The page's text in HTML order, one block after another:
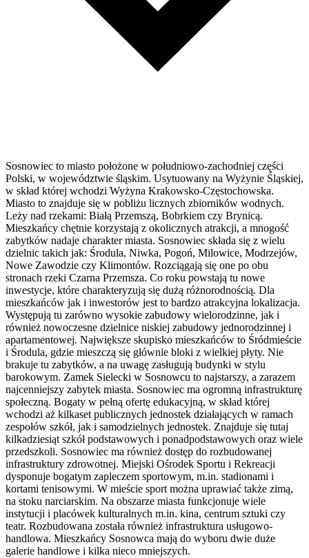
Sosnowiec to miasto położone w południowo-zachodniej części
Polski, w województwie śląskim. Usytuowany na Wyżynie Śląskiej,
w skład której wchodzi Wyżyna Krakowsko-Częstochowska.
Miasto to znajduje się w pobliżu licznych zbiorników wodnych.
Leży nad rzekami: Białą Przemszą, Bobrkiem czy Brynicą.
Mieszkańcy chętnie korzystają z okolicznych atrakcji, a mnogość
zabytków nadaje charakter miasta. Sosnowiec składa się z wielu
dzielnic takich jak: Środula, Niwka, Pogoń, Milowice, Modrzejów,
Nowe Zawodzie czy Klimontów. Rozciągają się one po obu
stronach rzeki Czarna Przemsza. Co roku powstają tu nowe
inwestycje, które charakteryzują się dużą różnorodnością. Dla
mieszkańców jak i inwestorów jest to bardzo atrakcyjna lokalizacja.
Występują tu zarówno wysokie zabudowy wielorodzinne, jak i
również nowoczesne dzielnice niskiej zabudowy jednorodzinnej i
apartamentowej. Największe skupisko mieszkańców to Śródmieście
i Środula, gdzie mieszczą się głównie bloki z wielkiej płyty. Nie
brakuje tu zabytków, a na uwagę zasługują budynki w stylu
barokowym. Zamek Sielecki w Sosnowcu to najstarszy, a zarazem
najcenniejszy zabytek miasta. Sosnowiec ma ogromną infrastrukturę
społeczną. Bogaty w pełną ofertę edukacyjną, w skład której
wchodzi aż kilkaset publicznych jednostek działających w ramach
zespołów szkół, jak i samodzielnych jednostek. Znajduje się tutaj
kilkadziesiąt szkół podstawowych i ponadpodstawowych oraz wiele
przedszkoli. Sosnowiec ma również dostęp do rozbudowanej
infrastruktury zdrowotnej. Miejski Ośrodek Sportu i Rekreacji
dysponuje bogatym zapleczem sportowym, m.in. stadionami i
kortami tenisowymi. W mieście sport można uprawiać także zimą,
na stoku narciarskim. Na obszarze miasta funkcjonuje wiele
instytucji i placówek kulturalnych m.in. kina, centrum sztuki czy
teatr. Rozbudowana została również infrastruktura usługowo-
handlowa. Mieszkańcy Sosnowca mają do wyboru dwie duże
galerie handlowe i kilka nieco mniejszych.